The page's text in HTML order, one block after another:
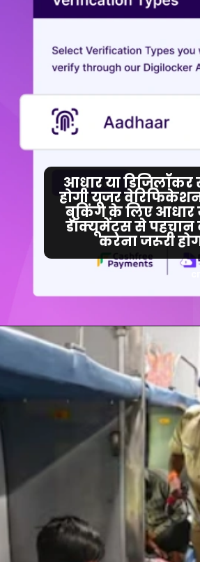
आधार या
होगी यूजर
बुकिंग के लिए आधार
डॉक्यूमेंट्स से पहचान
करना जरूरी